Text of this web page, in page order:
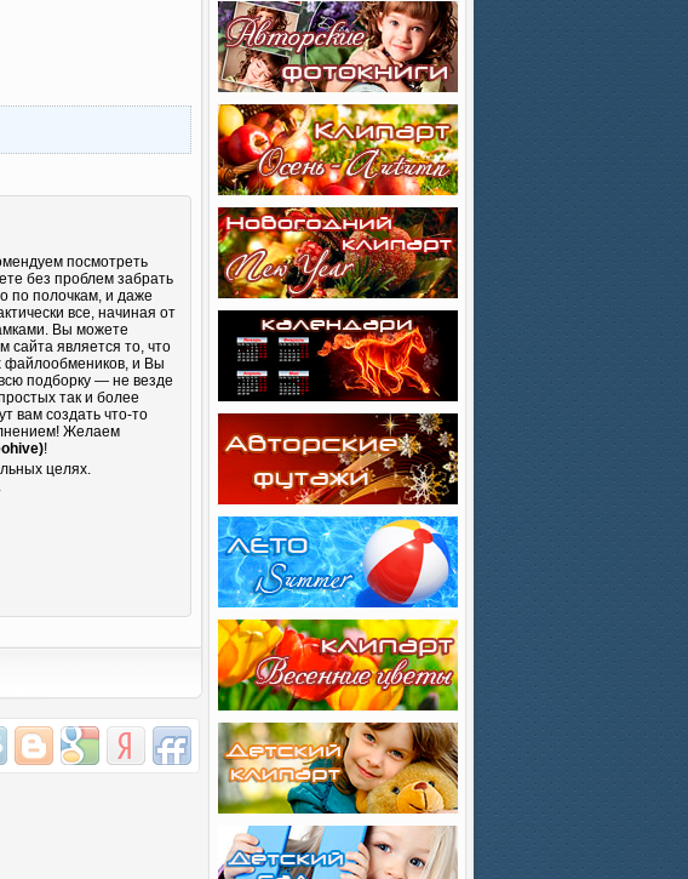
посмотреть
без проблем забрать
по полочкам, и даже
все, начиная от
Вы можете
является то, что
файлообмеников, и Вы
подборку — не везде
так и более
вам создать что-то
Желаем
!
целях.